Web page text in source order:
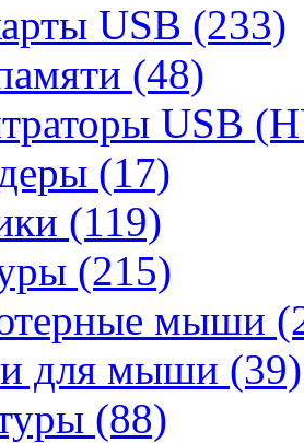
USB (233)
(48)
USB
(17)
(119)
(215)
мыши
для мыши (39)
(88)